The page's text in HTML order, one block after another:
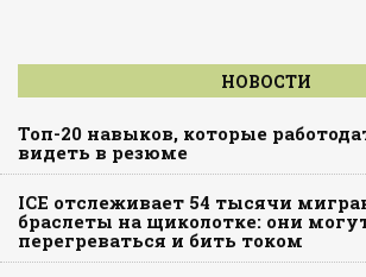
НОВОСТИ
Топ-20 навыков, которые
видеть в резюме
ICE отслеживает 54 тысячи
браслеты на щиколотке: они
перегреваться и бить током